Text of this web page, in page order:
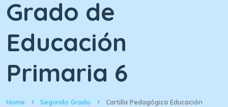
Grado de
Educación
Primaria 6
Home Segundo Grado
Cartilla Pedagógica Educación